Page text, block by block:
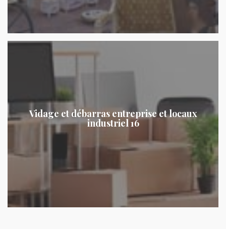
Vidage et débarras entreprise et locaux
industriel 16